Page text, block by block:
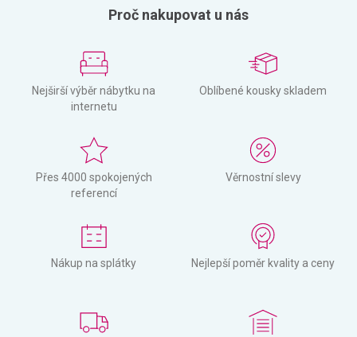
Proč nakupovat u nás
Nejširší výběr nábytku na
internetu
Oblíbené kousky skladem
Přes 4000 spokojených
referencí
Věrnostní slevy
Nákup na splátky Nejlepší poměr kvality a ceny